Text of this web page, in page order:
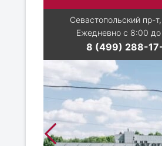
Севастопольский пр-
Ежедневно с 8:00
8 (499) 288-